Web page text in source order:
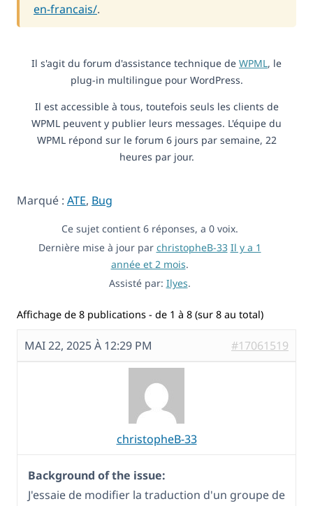
en-francais/.
Il s'agit du forum d'assistance technique de WPML, le
plug-in multilingue pour WordPress.
Il est accessible à tous, toutefois seuls les clients de
WPML peuvent y publier leurs messages. L'équipe du
WPML répond sur le forum 6 jours par semaine, 22
heures par jour.
Marqué : ATE, Bug
Ce sujet contient 6 réponses, a 0 voix.
Dernière mise à jour par christopheB-33 Il y a 1
année et 2 mois.
Assisté par: Ilyes.
Affichage de 8 publications - de 1 à 8 (sur 8 au total)
MAI 22, 2025 À 12:29 PM #17061519
christopheB-33
Background of the issue:
J'essaie de modifier la traduction d'un groupe de